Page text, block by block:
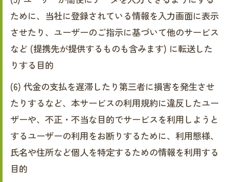
ために、当社に登録されている情報を入力画面に表示
させたり、ユーザーのご指示に基づいて他のサービス
など (提携先が提供するものも含みます) に転送した
りする目的
(6) 代金の支払を遅滞したり第三者に損害を発生させ
たりするなど、本サービスの利用規約に違反したユー
ザーや、不正・不当な目的でサービスを利用しようと
するユーザーの利用をお断りするために、利用態様、
氏名や住所など個人を特定するための情報を利用する
目的